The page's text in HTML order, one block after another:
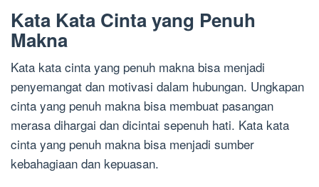
Kata Kata Cinta yang Penuh
Makna
Kata kata cinta yang penuh makna bisa menjadi
penyemangat dan motivasi dalam hubungan. Ungkapan
cinta yang penuh makna bisa membuat pasangan
merasa dihargai dan dicintai sepenuh hati. Kata kata
cinta yang penuh makna bisa menjadi sumber
kebahagiaan dan kepuasan.